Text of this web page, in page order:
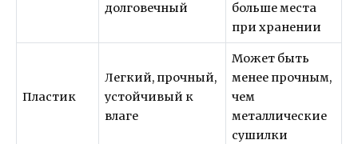
долговечный
больше места
при хранении
Пластик
Легкий, прочный,
устойчивый к
влаге
Может быть
менее прочным,
чем
металлические
сушилки